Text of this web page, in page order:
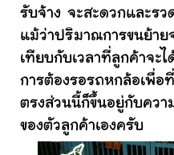
รับจ้าง จะสะดวกและร
แม้ว่าปริมาณการขนย้าย
เทียบกับเวลาที่ลูกค้าจะ
การต้องรอรถหกล้อเพื่อ
ตรงส่วนนี้ก็ขึ้นอยู่กับควา
ของตัวลูกค้าเองครับ